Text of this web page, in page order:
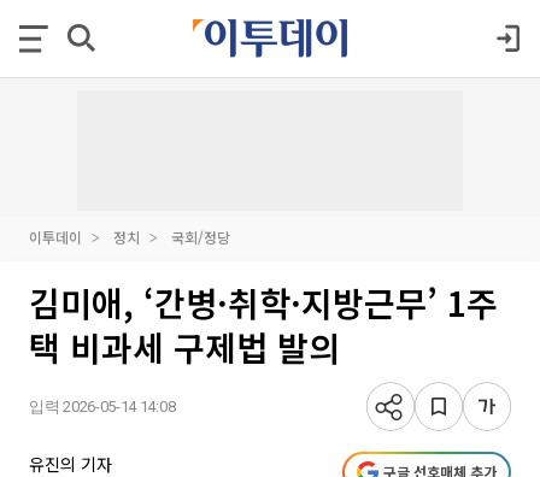
이투데이 정치 국회/정당
김미애, ‘간병·취학·지방근무’ 1주
택 비과세 구제법 발의
입력 2026-05-14 14:08
유진의 기자 구글 선호매체 추가